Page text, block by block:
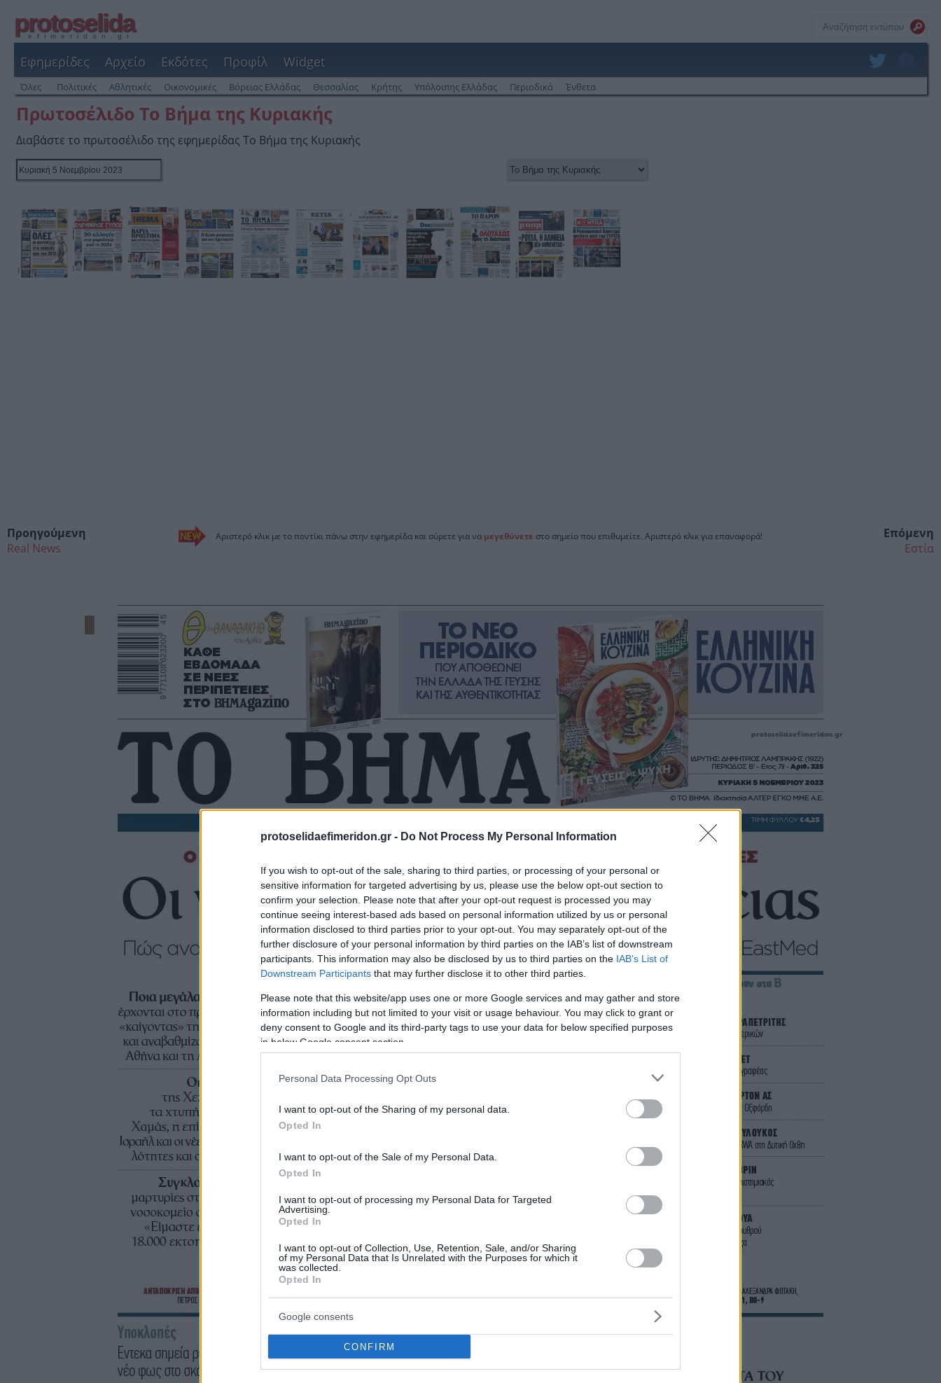
protoselidaefimeridon.gr - Do Not Process My Personal Information
If you wish to opt-out of the sale, sharing to third parties, or processing of your personal or
sensitive information for targeted advertising by us, please use the below opt-out section to
confirm your selection. Please note that after your opt-out request is processed you may
continue seeing interest-based ads based on personal information utilized by us or personal
information disclosed to third parties prior to your opt-out. You may separately opt-out of the
further disclosure of your personal information by third parties on the IAB’s list of downstream
participants. This information may also be disclosed by us to third parties on the IAB’s List of
Downstream Participants that may further disclose it to other third parties.
Please note that this website/app uses one or more Google services and may gather and store
information including but not limited to your visit or usage behaviour. You may click to grant or
deny consent to Google and its third-party tags to use your data for below specified purposes
in below Google consent section.
Personal Data Processing Opt Outs
I want to opt-out of the Sharing of my personal data.
Opted In
I want to opt-out of the Sale of my Personal Data.
Opted In
I want to opt-out of processing my Personal Data for Targeted
Advertising.
Opted In
I want to opt-out of Collection, Use, Retention, Sale, and/or Sharing
of my Personal Data that Is Unrelated with the Purposes for which it
was collected.
Opted In
Google consents
CONFIRM
protoselida
efimeridon.gr
Εφημερίδες Αρχείο Εκδότες Προφίλ Widget
Όλες Πολιτικές Αθλητικές Οικονομικές Βόρειας Ελλάδας Θεσσαλίας Κρήτης Υπόλοιπης Ελλάδας Περιοδικά Ένθετα
Πρωτοσέλιδο Το Βήμα της Κυριακής
Διαβάστε το πρωτοσέλιδο της εφημερίδας Το Βήμα της Κυριακής
Αριστερό κλικ με το ποντίκι πάνω στην εφημερίδα και σύρετε για να μεγεθύνετε στο σημείο που επιθυμείτε. Αριστερό κλικ για επαναφορά!
Προηγούμενη
Real News
Επόμενη
Εστία